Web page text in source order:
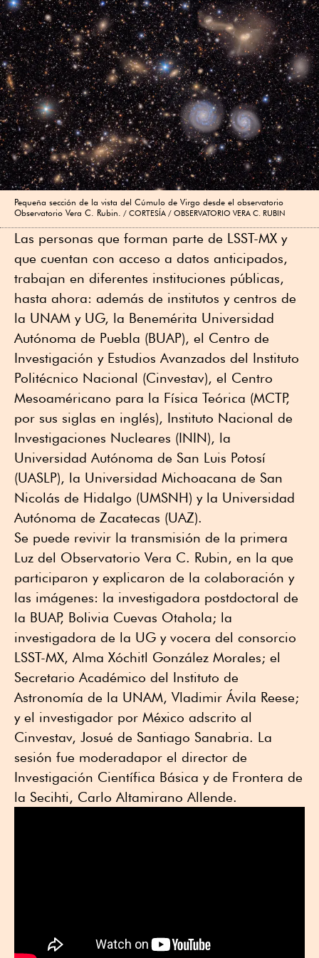
Pequeña sección de la vista del Cúmulo de Virgo desde el observatorio
Observatorio Vera C. Rubin.
CORTESÍA / OBSERVATORIO VERA C. RUBIN
Las personas que forman parte de LSST-MX y
que cuentan con acceso a datos anticipados,
trabajan en diferentes instituciones públicas,
hasta ahora: además de institutos y centros de
la UNAM y UG, la Benemérita Universidad
Autónoma de Puebla (BUAP), el Centro de
Investigación y Estudios Avanzados del Instituto
Politécnico Nacional (Cinvestav), el Centro
Mesoaméricano para la Física Teórica (MCTP,
por sus siglas en inglés), Instituto Nacional de
Investigaciones Nucleares (ININ), la
Universidad Autónoma de San Luis Potosí
(UASLP), la Universidad Michoacana de San
Nicolás de Hidalgo (UMSNH) y la Universidad
Autónoma de Zacatecas (UAZ).
Se puede revivir la transmisión de la primera
Luz del Observatorio Vera C. Rubin, en la que
participaron y explicaron de la colaboración y
las imágenes: la investigadora postdoctoral de
la BUAP, Bolivia Cuevas Otahola; la
investigadora de la UG y vocera del consorcio
LSST-MX, Alma Xóchitl González Morales; el
Secretario Académico del Instituto de
Astronomía de la UNAM, Vladimir Ávila Reese;
y el investigador por México adscrito al
Cinvestav, Josué de Santiago Sanabria. La
sesión fue moderadapor el director de
Investigación Científica Básica y de Frontera de
la Secihti, Carlo Altamirano Allende.